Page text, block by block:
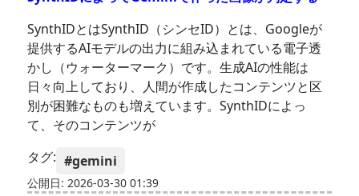
SynthIDとはSynthID（シンセID）とは、Googleが
提供するAIモデルの出力に組み込まれている電子透
かし（ウォーターマーク）です。生成AIの性能は
日々向上しており、人間が作成したコンテンツと区
別が困難なものも増えています。SynthIDによっ
て、そのコンテンツが
タグ: #gemini
公開日: 2026-03-30 01:39